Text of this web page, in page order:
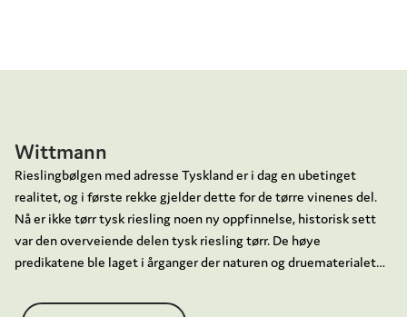
Wittmann
Rieslingbølgen med adresse Tyskland er i dag en ubetinget
realitet, og i første rekke gjelder dette for de tørre vinenes del.
Nå er ikke tørr tysk riesling noen ny oppfinnelse, historisk sett
var den overveiende delen tysk riesling tørr. De høye
predikatene ble laget i årganger der naturen og druematerialet
produsert siden siste halvdelen av 1980-tallet, om enn med